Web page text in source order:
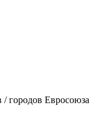
/ городов Евросоюза